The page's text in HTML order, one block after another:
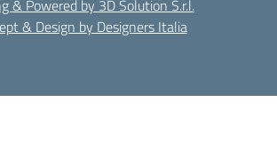
& Powered by 3D Solution S.r.l.
& Design by Designers Italia